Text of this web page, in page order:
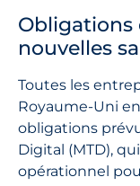
Obligations
nouvelles
Toutes les
Royaume-Uni
obligations
Digital (MTD),
opérationnel